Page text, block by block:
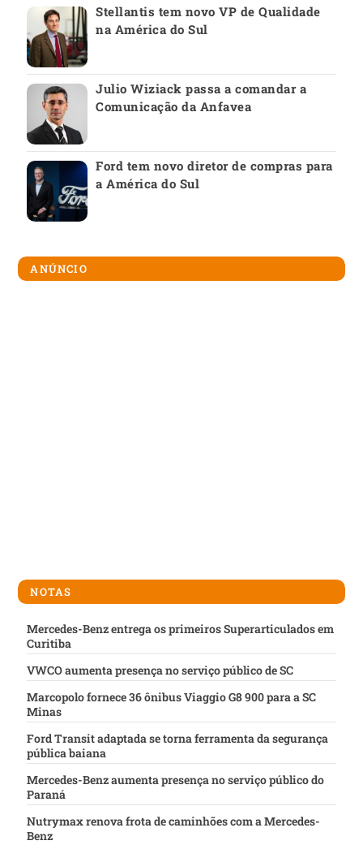
Stellantis tem novo VP de Qualidade
na América do Sul
Julio Wiziack passa a comandar a
Comunicação da Anfavea
Ford tem novo diretor de compras para
a América do Sul
ANÚNCIO
NOTAS
Mercedes-Benz entrega os primeiros Superarticulados em
Curitiba
VWCO aumenta presença no serviço público de SC
Marcopolo fornece 36 ônibus Viaggio G8 900 para a SC
Minas
Ford Transit adaptada se torna ferramenta da segurança
pública baiana
Mercedes-Benz aumenta presença no serviço público do
Paraná
Nutrymax renova frota de caminhões com a Mercedes-
Benz